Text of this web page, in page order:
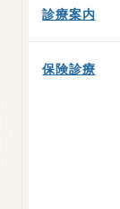
診療案内
保険診療